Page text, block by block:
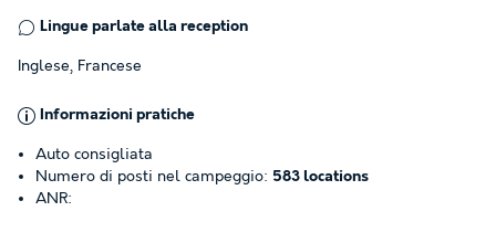
Lingue parlate alla reception
Inglese, Francese
Informazioni pratiche
Auto consigliata
Numero di posti nel campeggio: 583 locations
ANR: